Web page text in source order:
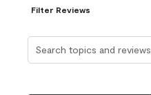
Filter Reviews